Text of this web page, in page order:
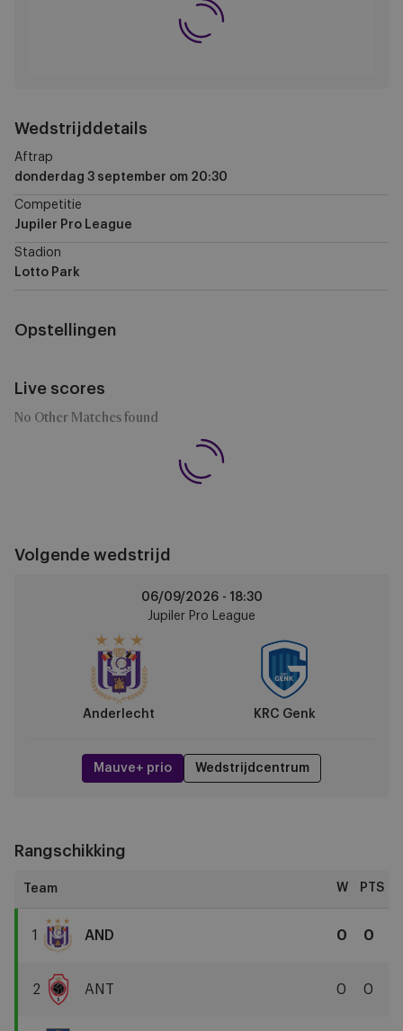
Wedstrijddetails
Aftrap
donderdag 3 september om 20:30
Competitie
Jupiler Pro League
Stadion
Lotto Park
Opstellingen
Live scores
No Other Matches found
Volgende wedstrijd
06/09/2026 - 18:30
Jupiler Pro League
Anderlecht KRC Genk
Mauve+ prio Wedstrijdcentrum
Rangschikking
W PTS
1
Anderlecht
AND 0 0
2
ANT 0 0